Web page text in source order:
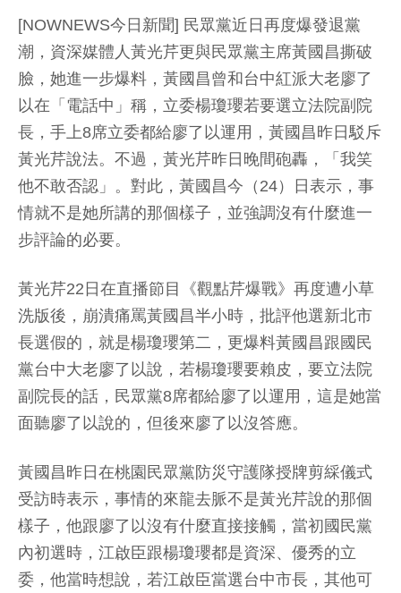
[NOWNEWS今日新聞] 民眾黨近日再度爆發退黨
潮，資深媒體人黃光芹更與民眾黨主席黃國昌撕破
臉，她進一步爆料，黃國昌曾和台中紅派大老廖了
以在「電話中」稱，立委楊瓊瓔若要選立法院副院
長，手上8席立委都給廖了以運用，黃國昌昨日駁斥
黃光芹說法。不過，黃光芹昨日晚間砲轟，「我笑
他不敢否認」。對此，黃國昌今（24）日表示，事
情就不是她所講的那個樣子，並強調沒有什麼進一
步評論的必要。
黃光芹22日在直播節目《觀點芹爆戰》再度遭小草
洗版後，崩潰痛罵黃國昌半小時，批評他選新北市
長選假的，就是楊瓊瓔第二，更爆料黃國昌跟國民
黨台中大老廖了以說，若楊瓊瓔要賴皮，要立法院
副院長的話，民眾黨8席都給廖了以運用，這是她當
面聽廖了以說的，但後來廖了以沒答應。
黃國昌昨日在桃園民眾黨防災守護隊授牌剪綵儀式
受訪時表示，事情的來龍去脈不是黃光芹說的那個
樣子，他跟廖了以沒有什麼直接接觸，當初國民黨
內初選時，江啟臣跟楊瓊瓔都是資深、優秀的立
委，他當時想說，若江啟臣當選台中市長，其他可